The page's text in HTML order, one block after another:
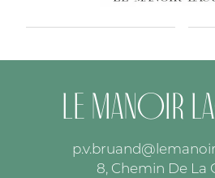
Le Manoir
8, Chemin De La